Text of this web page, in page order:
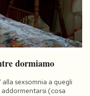
dormiamo
sexsomnia a quegli
(cosa